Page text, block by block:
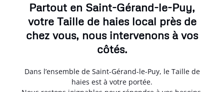
Partout en Saint-Gérand-le-Puy,
votre Taille de haies local près de
chez vous, nous intervenons à vos
côtés.
Dans l’ensemble de Saint-Gérand-le-Puy, le Taille de
haies est à votre portée.